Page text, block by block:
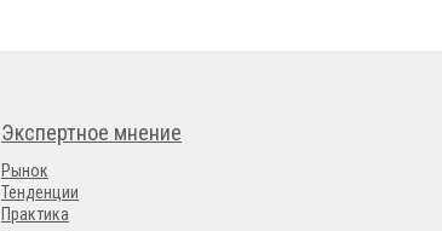
Экспертное мнение
Рынок
Тенденции
Практика